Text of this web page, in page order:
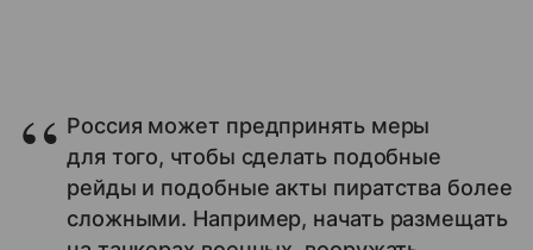
Россия может предпринять меры
для того, чтобы сделать подобные
рейды и подобные акты пиратства более
сложными. Например, начать размещать